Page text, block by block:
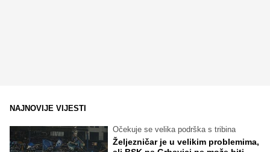
NAJNOVIJE VIJESTI
Očekuje se velika podrška s tribina
Željezničar je u velikim problemima,